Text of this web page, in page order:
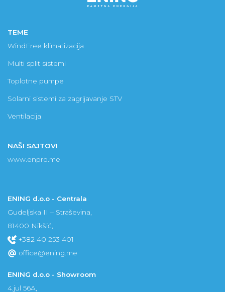
TEME
WindFree klimatizacija
Multi split sistemi
Toplotne pumpe
Solarni sistemi za zagrijavanje STV
Ventilacija
NAŠI SAJTOVI
www.enpro.me
ENING d.o.o - Centrala
Gudeljska II – Straševina,
81400 Nikšić,
+382 40 253 401
office@ening.me
ENING d.o.o - Showroom
4.jul 56A,